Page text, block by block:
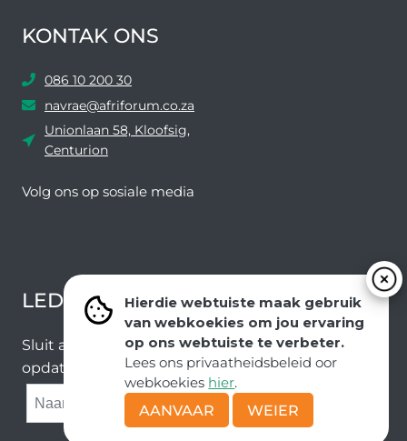
Hierdie webtuiste maak gebruik
van webkoekies om jou ervaring
op ons webtuiste te verbeter.
Lees ons privaatheidsbeleid oor
webkoekies hier.
AANVAAR
WEIER
KONTAK ONS
086 10 200 30
navrae@afriforum.co.za
Unionlaan 58, Kloofsig,
Centurion
Volg ons ​​op sosiale media
LEDEVOORDELE NUUSBRIEF
Sluit aan by ons e-poslys om die nuutste nuus en
opdaterings van ons span te ontvang.